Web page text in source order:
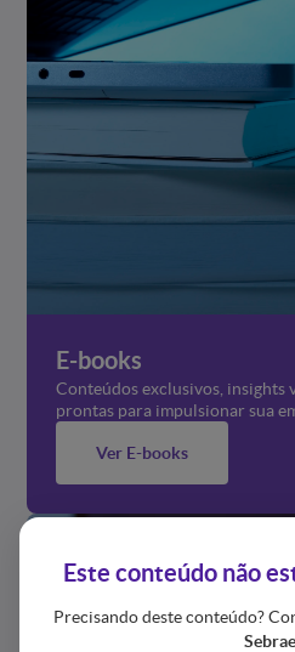
E-books
Conteúdos exclusivos, insights
prontas para impulsionar sua
Ver E-books
Este conteúdo não
Precisando deste conteúdo?
Sebrae